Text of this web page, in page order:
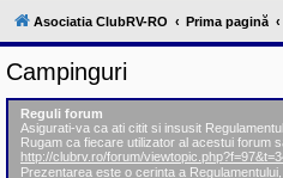
l
u
V
c
o
m
u
n
Asociatia ClubRV-RO Prima pagină
Campinguri
Reguli forum
Asigurati-va ca ati citit si insusit
Rugam ca fiecare utilizator al acestui forum
http://clubrv.ro/forum/
Prezentarea este o cerinta a